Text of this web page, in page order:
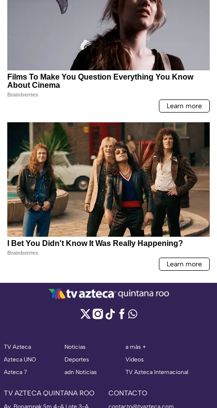
TV Azteca
Azteca UNO
Azteca 7
Noticias
Deportes
adn Noticias
a más +
Videos
TV Azteca Internacional
TV AZTECA QUINTANA ROO
Av. Bonampak Sm 4-A Lote 3-A
CONTACTO
contacto@tvazteca.com